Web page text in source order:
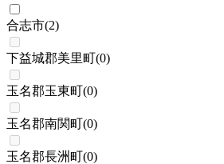
合志市(2)
下益城郡美里町(0)
玉名郡玉東町(0)
玉名郡南関町(0)
玉名郡長洲町(0)